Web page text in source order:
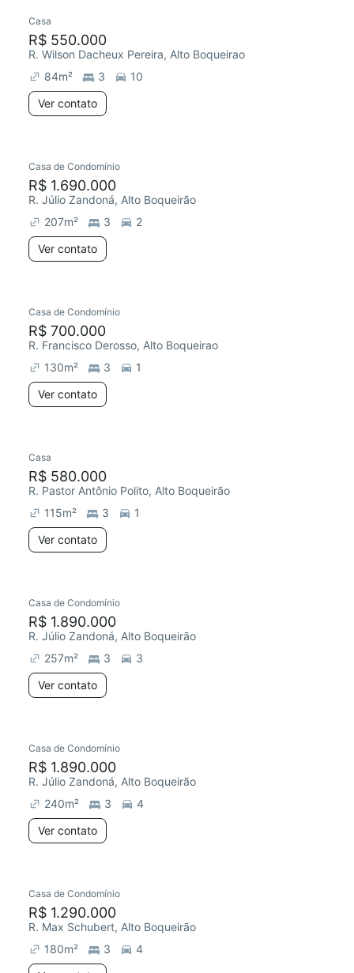
Casa
R$ 550.000
R. Wilson Dacheux Pereira, Alto Boqueirao
84m² 3
10
Ver contato
Redecorar
Casa de Condomínio
R$ 1.690.000
R. Júlio Zandoná, Alto Boqueirão
207m² 3
2
Ver contato
Casa de Condomínio
R$ 700.000
R. Francisco Derosso, Alto Boqueirao
130m² 3
1
Ver contato
Casa
R$ 580.000
R. Pastor Antônio Polito, Alto Boqueirão
115m² 3
1
Ver contato
Casa de Condomínio
R$ 1.890.000
R. Júlio Zandoná, Alto Boqueirão
257m² 3
3
Ver contato
Casa de Condomínio
R$ 1.890.000
R. Júlio Zandoná, Alto Boqueirão
240m² 3
4
Ver contato
Casa de Condomínio
R$ 1.290.000
R. Max Schubert, Alto Boqueirão
180m² 3
4